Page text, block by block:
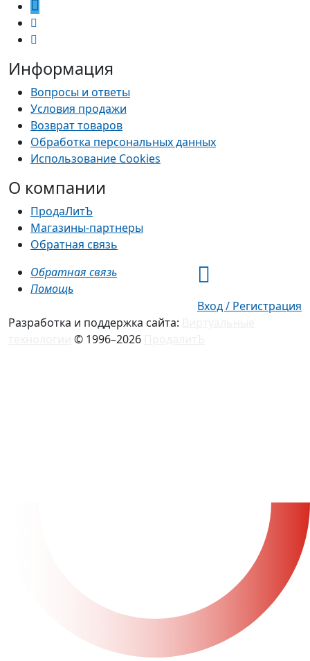
Информация
Вопросы и ответы
Условия продажи
Возврат товаров
Обработка персональных данных
Использование Cookies
О компании
ПродаЛитЪ
Магазины-партнеры
Обратная связь
Обратная связь
Помощь
Вход / Регистрация
Разработка и поддержка сайта:
© 1996–2026